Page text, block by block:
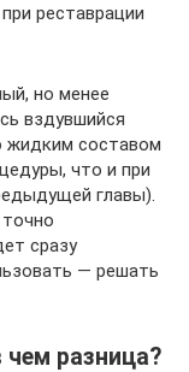
реставрации
но менее
вздувшийся
жидким составом
что и при
главы).
сразу
— решать
разница?